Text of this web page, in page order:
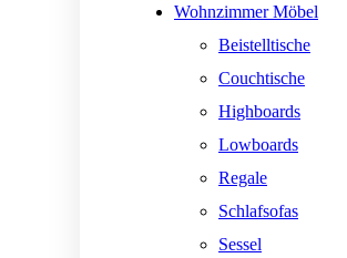
Wohnzimmer Möbel
Beistelltische
Couchtische
Highboards
Lowboards
Regale
Schlafsofas
Sessel